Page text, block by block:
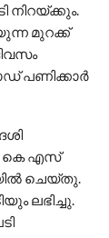
നിറയ്ക്കും.
മുറക്ക്
പണിക്കാർ
കെ എസ്
ചെയ്തു.
ലഭിച്ചു.